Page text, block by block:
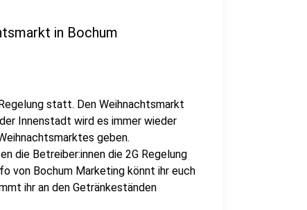
in Bochum
statt. Den Weihnachtsmarkt
Innenstadt wird es immer wieder
geben.
die Betreiber:innen die 2G Regelung
von Bochum Marketing könnt ihr euch
ihr an den Getränkeständen